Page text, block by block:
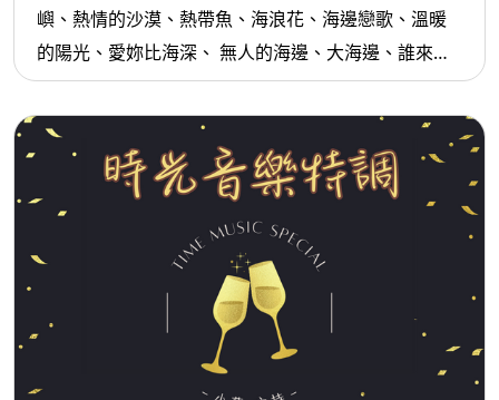
嶼、熱情的沙漠、熱帶魚、海浪花、海邊戀歌、溫暖
的陽光、愛妳比海深、 無人的海邊、大海邊、誰來海
邊、青春陽光歡笑...等。